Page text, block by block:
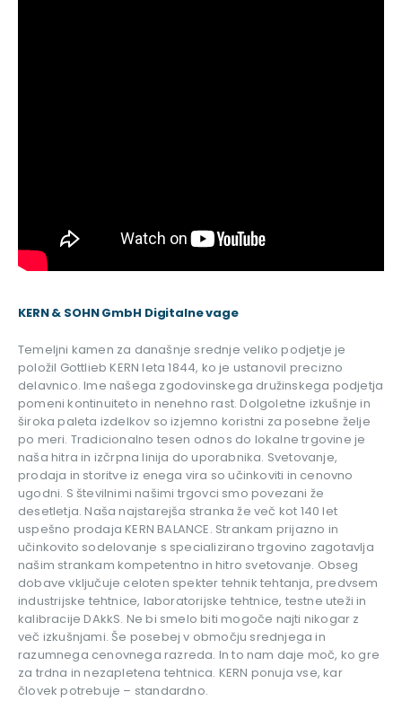
KERN & SOHN GmbH Digitalne vage
Temeljni kamen za današnje srednje veliko podjetje je
položil Gottlieb KERN leta 1844, ko je ustanovil precizno
delavnico. Ime našega zgodovinskega družinskega podjetja
pomeni kontinuiteto in nenehno rast. Dolgoletne izkušnje in
široka paleta izdelkov so izjemno koristni za posebne želje
po meri. Tradicionalno tesen odnos do lokalne trgovine je
naša hitra in izčrpna linija do uporabnika. Svetovanje,
prodaja in storitve iz enega vira so učinkoviti in cenovno
ugodni. S številnimi našimi trgovci smo povezani že
desetletja. Naša najstarejša stranka že več kot 140 let
uspešno prodaja KERN BALANCE. Strankam prijazno in
učinkovito sodelovanje s specializirano trgovino zagotavlja
našim strankam kompetentno in hitro svetovanje. Obseg
dobave vključuje celoten spekter tehnik tehtanja, predvsem
industrijske tehtnice, laboratorijske tehtnice, testne uteži in
kalibracije DAkkS. Ne bi smelo biti mogoče najti nikogar z
več izkušnjami. Še posebej v območju srednjega in
razumnega cenovnega razreda. In to nam daje moč, ko gre
za trdna in nezapletena tehtnica. KERN ponuja vse, kar
človek potrebuje – standardno.